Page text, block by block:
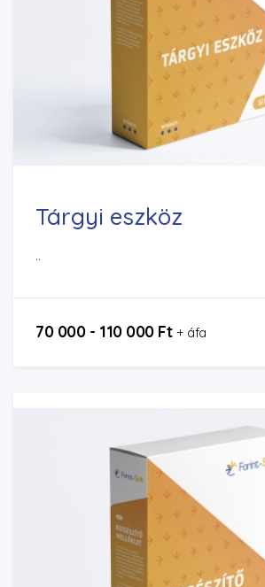
Tárgyi eszköz
..
70 000 - 110 000 Ft + áfa